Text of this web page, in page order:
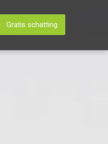
Gratis schatting